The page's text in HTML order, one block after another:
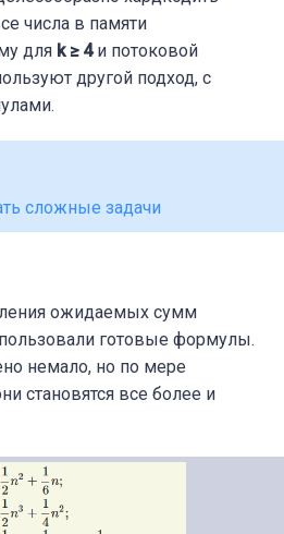
/ 2
+ 2*b3) / 6
(пропущенных чисел)
числа:
числа в памяти
для k ≥ 4и потоковой
другой подход, с
сложные задачи
ожидаемых сумм
готовые формулы.
немало, но по мере
становятся все более и